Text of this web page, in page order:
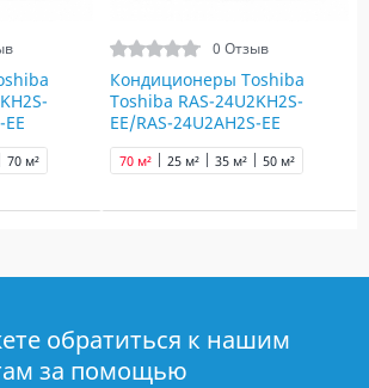
70 м²
0 Отзыв
Кондиционеры Toshiba
Toshiba RAS-24U2KH2S-
EE/RAS-24U2AH2S-EE
25 м² 35 м² 50 м²
70 м²
обратиться к нашим
за помощью